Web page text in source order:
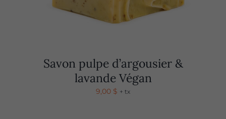
Savon pulpe d’argousier &
lavande Végan
9,00 $ + tx